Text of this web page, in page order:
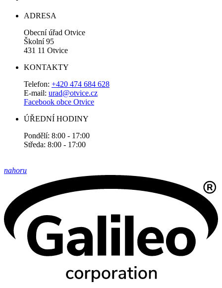
ADRESA
Obecní úřad Otvice
Školní 95
431 11 Otvice
KONTAKTY
Telefon: +420 474 684 628
E-mail: urad@otvice.cz
Facebook obce Otvice
ÚŘEDNÍ HODINY
Pondělí: 8:00 - 17:00
Středa: 8:00 - 17:00
nahoru